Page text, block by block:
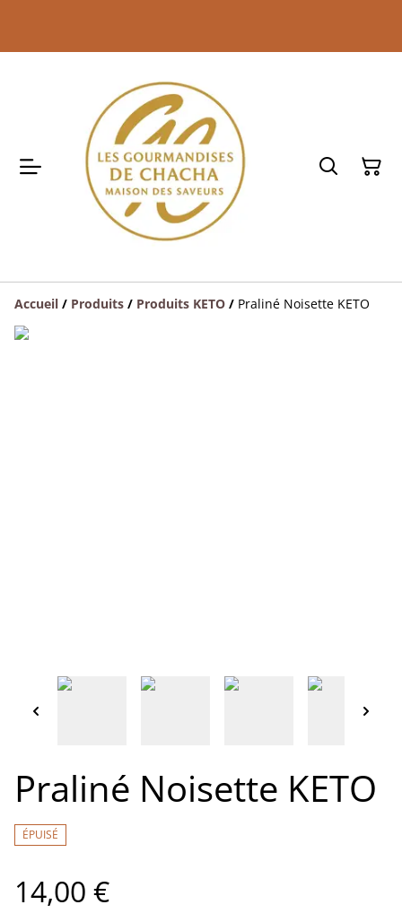
Accueil / Produits / Produits KETO / Praliné Noisette KETO
Praliné Noisette KETO
ÉPUISÉ
14,00 €